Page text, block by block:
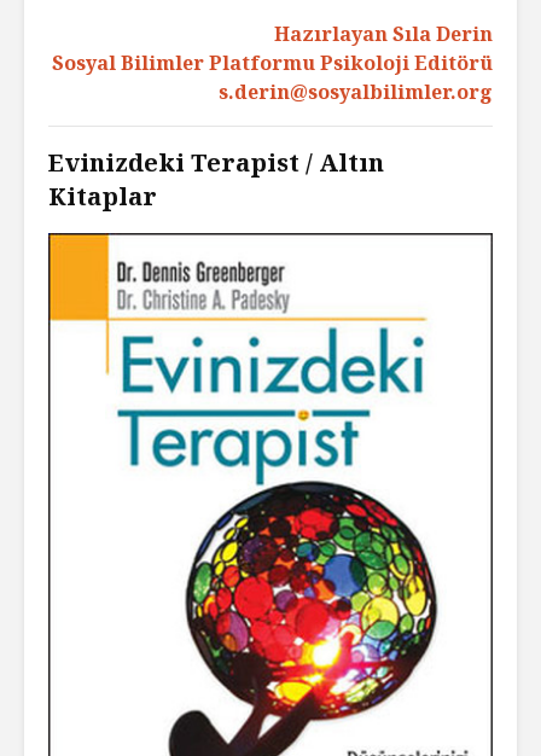
Hazırlayan Sıla Derin
Sosyal Bilimler Platformu Psikoloji Editörü
s.derin@sosyalbilimler.org
Evinizdeki Terapist / Altın
Kitaplar